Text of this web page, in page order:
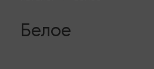
Белое